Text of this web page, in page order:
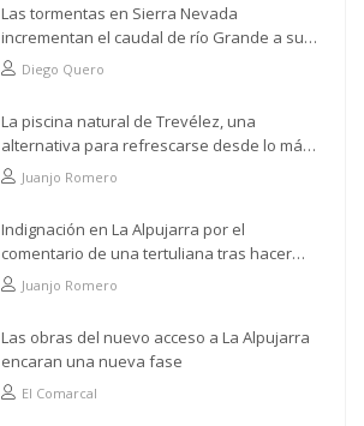
Las tormentas en Sierra Nevada
incrementan el caudal de río Grande a su
paso por Trevélez
Diego Quero
La piscina natural de Trevélez, una
alternativa para refrescarse desde lo más
altoJuanjo Romero
Indignación en La Alpujarra por el
comentario de una tertuliana tras hacer
alusión al analfabetismo con la comarca
Juanjo Romero
Las obras del nuevo acceso a La Alpujarra
encaran una nueva fase
El Comarcal